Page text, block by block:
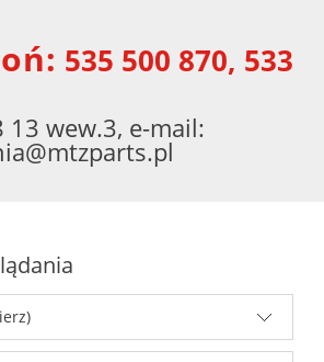
535 500 870, 533
13 wew.3, e-mail: